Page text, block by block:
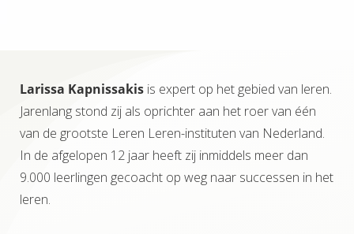
Larissa Kapnissakis is expert op het gebied van leren.
Jarenlang stond zij als oprichter aan het roer van één
van de grootste Leren Leren-instituten van Nederland.
In de afgelopen 12 jaar heeft zij inmiddels meer dan
9.000 leerlingen gecoacht op weg naar successen in het
leren.